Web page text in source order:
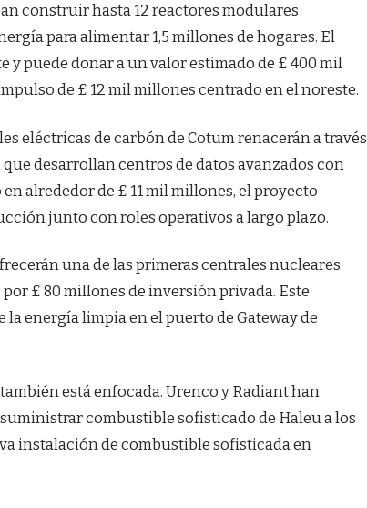
construir hasta 12 reactores modulares
para alimentar 1,5 millones de hogares. El
y puede donar a un valor estimado de £ 400 mil
de £ 12 mil millones centrado en el noreste.
eléctricas de carbón de Cotum renacerán a través
que desarrollan centros de datos avanzados con
alrededor de £ 11 mil millones, el proyecto
junto con roles operativos a largo plazo.
una de las primeras centrales nucleares
£ 80 millones de inversión privada. Este
energía limpia en el puerto de Gateway de
está enfocada. Urenco y Radiant han
combustible sofisticado de Haleu a los
instalación de combustible sofisticada en